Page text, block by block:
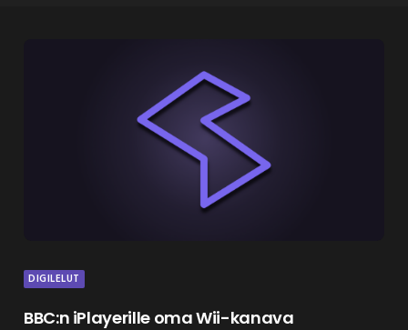
DIGILELUT
BBC:n iPlayerille oma Wii-kanava